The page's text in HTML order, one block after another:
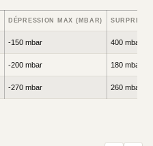
DÉPRESSION MAX (MBAR)
-150 mbar 400 mbar
-200 mbar 180 mbar
-270 mbar 260 mbar